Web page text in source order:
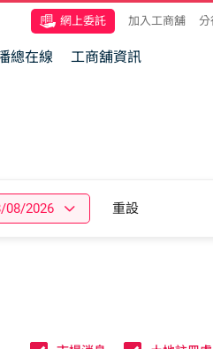
網上委託 加入工商舖 分
總在線 工商舖資訊
08/2026 重設